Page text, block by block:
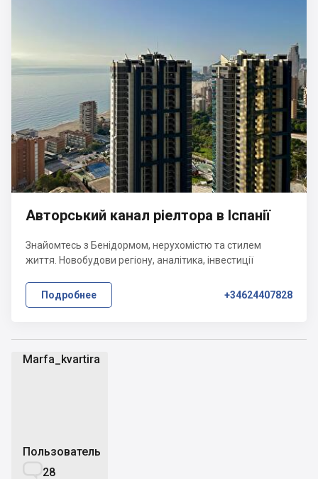
Marfa_kvartira
Пользователь
28
Авторський канал ріелтора в Іспанії
Знайомтесь з Бенідормом, нерухомістю та стилем
життя. Новобудови регіону, аналітика, інвестиції
Подробнее +34624407828